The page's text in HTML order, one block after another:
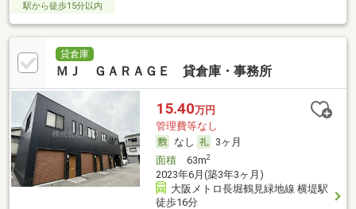
駅から徒歩15分以内
貸倉庫
ＭＪ ＧＡＲＡＧＥ 貸倉庫・事務所
15.40万円
管理費等なし
なし
3ヶ月
面積63m2
2023年6月(築3年3ヶ月)
大阪メトロ長堀鶴見緑地線 横堤駅
徒歩16分